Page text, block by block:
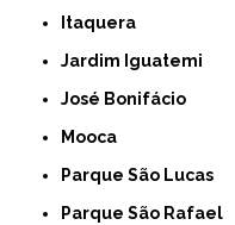
Itaquera
Jardim Iguatemi
José Bonifácio
Mooca
Parque São Lucas
Parque São Rafael